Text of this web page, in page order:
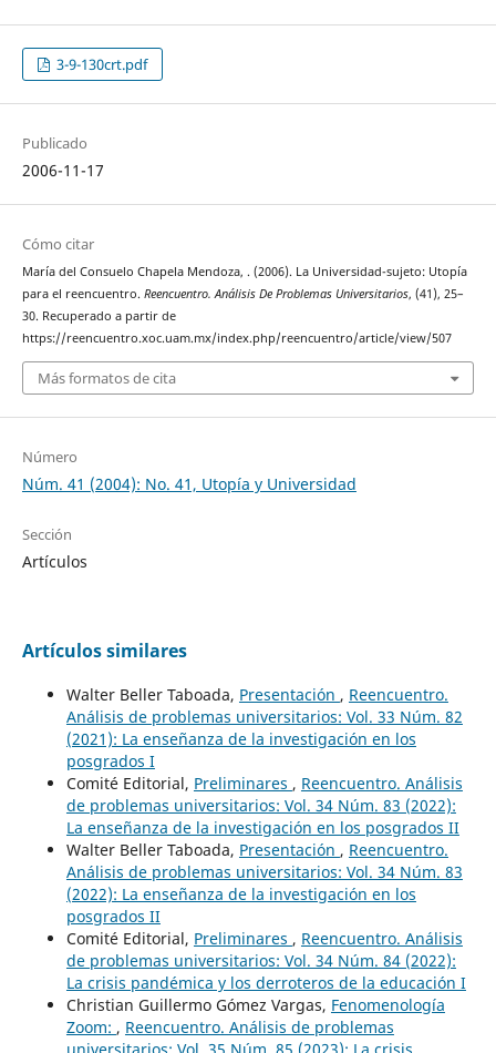
3-9-130crt.pdf
Publicado
2006-11-17
Cómo citar
María del Consuelo Chapela Mendoza, . (2006). La Universidad-sujeto: Utopía
para el reencuentro. Reencuentro. Análisis De Problemas Universitarios, (41), 25–
30. Recuperado a partir de
https://reencuentro.xoc.uam.mx/index.php/reencuentro/article/view/507
Más formatos de cita
Número
Núm. 41 (2004): No. 41, Utopía y Universidad
Sección
Artículos
Artículos similares
Walter Beller Taboada, Presentación , Reencuentro.
Análisis de problemas universitarios: Vol. 33 Núm. 82
(2021): La enseñanza de la investigación en los
posgrados I
Comité Editorial, Preliminares , Reencuentro. Análisis
de problemas universitarios: Vol. 34 Núm. 83 (2022):
La enseñanza de la investigación en los posgrados II
Walter Beller Taboada, Presentación , Reencuentro.
Análisis de problemas universitarios: Vol. 34 Núm. 83
(2022): La enseñanza de la investigación en los
posgrados II
Comité Editorial, Preliminares , Reencuentro. Análisis
de problemas universitarios: Vol. 34 Núm. 84 (2022):
La crisis pandémica y los derroteros de la educación I
Christian Guillermo Gómez Vargas, Fenomenología
Zoom: , Reencuentro. Análisis de problemas
universitarios: Vol. 35 Núm. 85 (2023): La crisis